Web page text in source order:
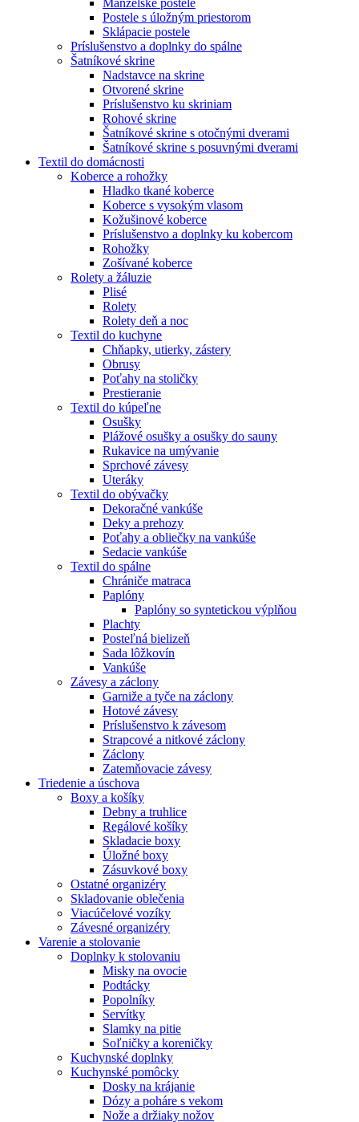
Postele s úložným priestorom
Sklápacie postele
Príslušenstvo a doplnky do spálne
Šatníkové skrine
Nadstavce na skrine
Otvorené skrine
Príslušenstvo ku skriniam
Rohové skrine
Šatníkové skrine s otočnými dverami
Šatníkové skrine s posuvnými dverami
Textil do domácnosti
Koberce a rohožky
Hladko tkané koberce
Koberce s vysokým vlasom
Kožušinové koberce
Príslušenstvo a doplnky ku kobercom
Rohožky
Zošívané koberce
Rolety a žáluzie
Plisé
Rolety
Rolety deň a noc
Textil do kuchyne
Chňapky, utierky, zástery
Obrusy
Poťahy na stoličky
Prestieranie
Textil do kúpeľne
Osušky
Plážové osušky a osušky do sauny
Rukavice na umývanie
Sprchové závesy
Uteráky
Textil do obývačky
Dekoračné vankúše
Deky a prehozy
Poťahy a obliečky na vankúše
Sedacie vankúše
Textil do spálne
Chrániče matraca
Paplóny
Paplóny so syntetickou výplňou
Plachty
Posteľná bielizeň
Sada lôžkovín
Vankúše
Závesy a záclony
Garniže a tyče na záclony
Hotové závesy
Príslušenstvo k závesom
Strapcové a nitkové záclony
Záclony
Zatemňovacie závesy
Triedenie a úschova
Boxy a košíky
Debny a truhlice
Regálové košíky
Skladacie boxy
Úložné boxy
Zásuvkové boxy
Ostatné organizéry
Skladovanie oblečenia
Viacúčelové vozíky
Závesné organizéry
Varenie a stolovanie
Doplnky k stolovaniu
Misky na ovocie
Podtácky
Popolníky
Servítky
Slamky na pitie
Soľničky a koreničky
Kuchynské doplnky
Kuchynské pomôcky
Dosky na krájanie
Dózy a poháre s vekom
Nože a držiaky nožov